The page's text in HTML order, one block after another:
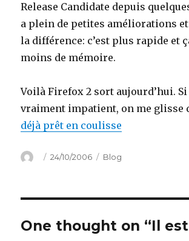
Release Candidate depuis
a plein de petites améliorations
la différence: c’est plus rapide et
moins de mémoire.
Voilà Firefox 2 sort aujourd’hui. Si
vraiment impatient, on me glisse
déjà prêt en coulisse
Author
Posted
24/10/2006 Categories
Blog
One thought on “Il est